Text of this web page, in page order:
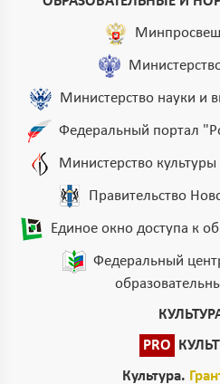
Министерство науки и
Федеральный портал
Министерство
Правительство
Единое окно доступа к
Федеральный
PRO
Культура.